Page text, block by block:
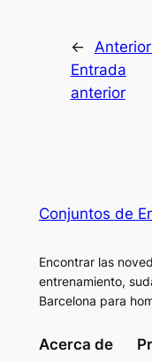
←
Entrada
anterior
Conjuntos de
Encontrar las
entrenamiento,
Barcelona para
Acerca de